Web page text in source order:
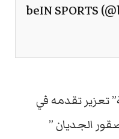
تعزير تقدمه في
الجديان ”